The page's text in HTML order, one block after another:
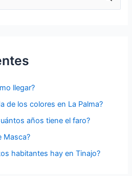
llegar?
de los colores en La Palma?
años tiene el faro?
Masca?
habitantes hay en Tinajo?